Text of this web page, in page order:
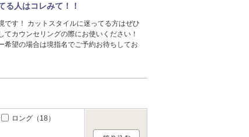
る人はコレみて！！
です！ カットスタイルに迷ってる方はぜひ
てカウンセリングの際にお使いください！
希望の場合は境指名でご予約お待ちしてお
ロング （18）